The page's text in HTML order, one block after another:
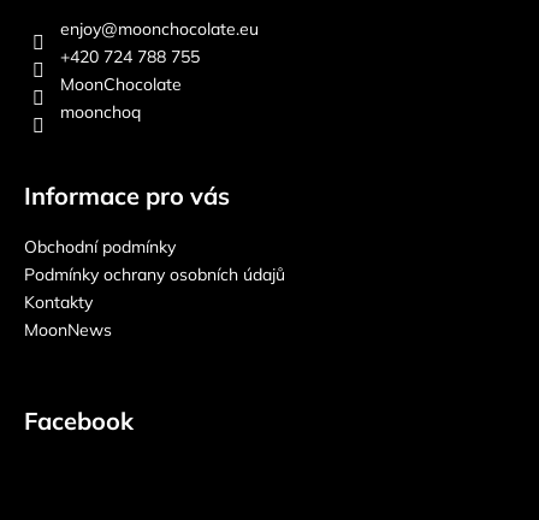
enjoy@moonchocolate.eu
+420 724 788 755
MoonChocolate
moonchoq
Informace pro vás
Obchodní podmínky
Podmínky ochrany osobních údajů
Kontakty
MoonNews
Facebook